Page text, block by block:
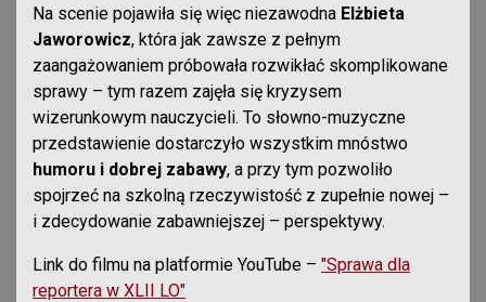
Na scenie pojawiła się więc niezawodna Elżbieta
Jaworowicz, która jak zawsze z pełnym
zaangażowaniem próbowała rozwikłać skomplikowane
sprawy – tym razem zajęła się kryzysem
wizerunkowym nauczycieli. To słowno-muzyczne
przedstawienie dostarczyło wszystkim mnóstwo
humoru i dobrej zabawy, a przy tym pozwoliło
spojrzeć na szkolną rzeczywistość z zupełnie nowej –
i zdecydowanie zabawniejszej – perspektywy.
Link do filmu na platformie YouTube – "Sprawa dla
reportera w XLII LO"